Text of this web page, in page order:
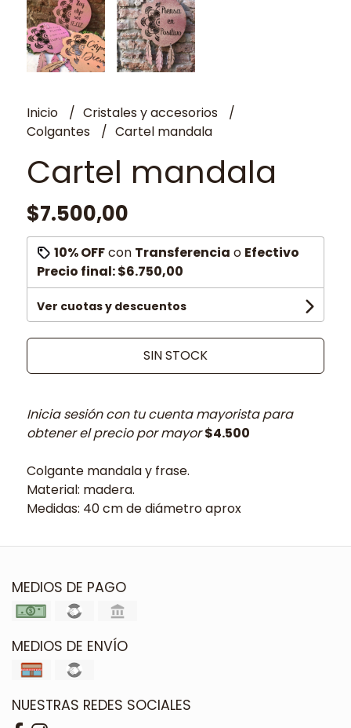
Inicio
Cristales y accesorios
Colgantes
Cartel mandala
Cartel mandala
$7.500,00
10% OFFcon Transferencia o Efectivo
Precio final:$6.750,00
Ver cuotas y descuentos
SIN STOCK
Inicia sesión con tu cuenta mayorista para
obtener el precio por mayor$4.500
Colgante mandala y frase.
Material: madera.
Medidas: 40 cm de diámetro aprox
MEDIOS DE PAGO
MEDIOS DE ENVÍO
NUESTRAS REDES SOCIALES